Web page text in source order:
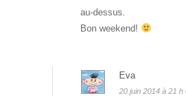
au-dessus.
Bon weekend!
Eva
20 juin 2014 à 21